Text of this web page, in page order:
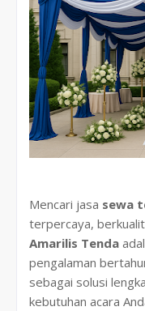
Mencari jasa sewa
terpercaya,
Amarilis Tenda
pengalaman
sebagai solusi
kebutuhan acara